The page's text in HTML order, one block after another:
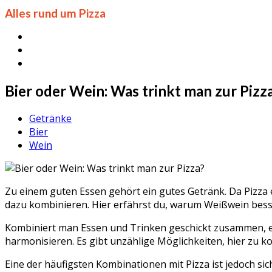
Alles rund um Pizza
Bier oder Wein: Was trinkt man zur
Getränke
Bier
Wein
Zu einem guten Essen gehört ein gutes Getränk. Da
dazu kombinieren. Hier erfährst du, warum Weißwein
Kombiniert man Essen und Trinken geschickt
harmonisieren. Es gibt unzählige Möglichkeiten, hier zu
Eine der häufigsten Kombinationen mit Pizza ist jedoch